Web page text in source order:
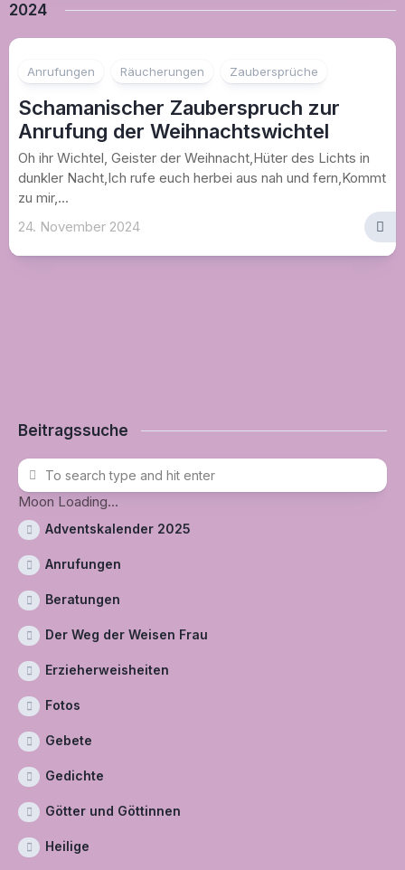
2024
Anrufungen Räucherungen Zaubersprüche
Schamanischer Zauberspruch zur
Anrufung der Weihnachtswichtel
Oh ihr Wichtel, Geister der Weihnacht,Hüter des Lichts in
dunkler Nacht,Ich rufe euch herbei aus nah und fern,Kommt
zu mir,...
24. November 2024
Beitragssuche
Moon Loading...
Adventskalender 2025
Anrufungen
Beratungen
Der Weg der Weisen Frau
Erzieherweisheiten
Fotos
Gebete
Gedichte
Götter und Göttinnen
Heilige